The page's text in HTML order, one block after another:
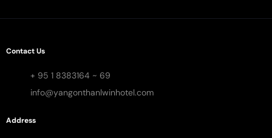
Contact Us
+ 95 1 8383164 ~ 69
info@yangonthanlwinhotel.com
Address